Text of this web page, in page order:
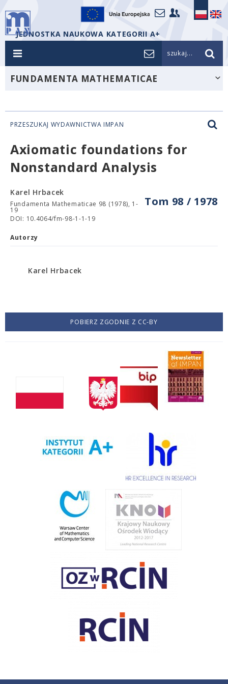
JEDNOSTKA NAUKOWA KATEGORII A+
szukaj...
FUNDAMENTA MATHEMATICAE
PRZESZUKAJ WYDAWNICTWA IMPAN
Axiomatic foundations for
Nonstandard Analysis
Tom 98 / 1978
Karel Hrbacek
Fundamenta Mathematicae 98 (1978), 1-
19
DOI: 10.4064/fm-98-1-1-19
Autorzy
Karel Hrbacek
POBIERZ ZGODNIE Z CC-BY